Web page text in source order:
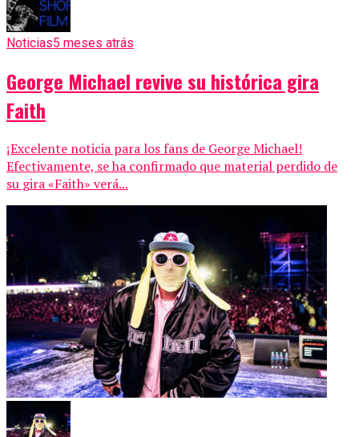
Noticias5 meses atrás
George Michael revive su histórica gira
Faith
¡Excelente noticia para los fans de George Michael!
Efectivamente, se ha confirmado que material perdido de
su gira «Faith» verá...